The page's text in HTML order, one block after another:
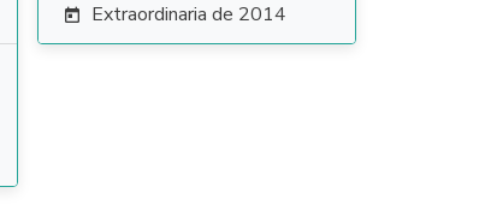
 Extraordinaria de 2014